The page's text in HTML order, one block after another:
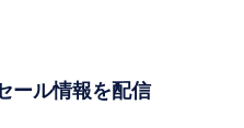
ール情報を配信